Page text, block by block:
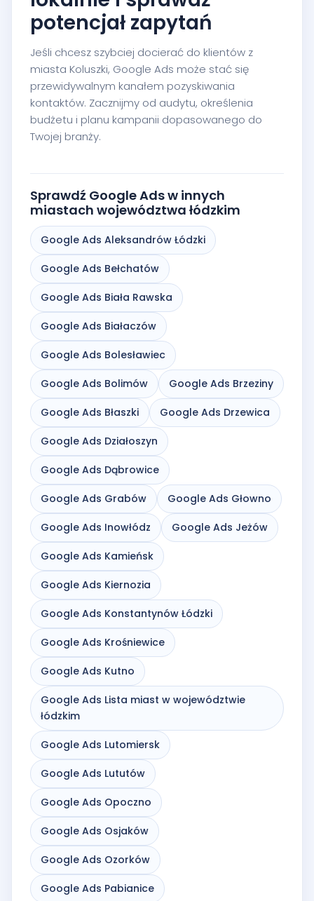
potencjał zapytań
Jeśli chcesz szybciej docierać do klientów z
miasta Koluszki, Google Ads może stać się
przewidywalnym kanałem pozyskiwania
kontaktów. Zacznijmy od audytu, określenia
budżetu i planu kampanii dopasowanego do
Twojej branży.
Sprawdź Google Ads w innych
miastach województwa łódzkim
Google Ads Aleksandrów Łódzki
Google Ads Bełchatów
Google Ads Biała Rawska
Google Ads Białaczów
Google Ads Bolesławiec
Google Ads Bolimów Google Ads Brzeziny
Google Ads Błaszki Google Ads Drzewica
Google Ads Działoszyn
Google Ads Dąbrowice
Google Ads Grabów Google Ads Głowno
Google Ads Inowłódz Google Ads Jeżów
Google Ads Kamieńsk
Google Ads Kiernozia
Google Ads Konstantynów Łódzki
Google Ads Krośniewice
Google Ads Kutno
Google Ads Lista miast w województwie
łódzkim
Google Ads Lutomiersk
Google Ads Lututów
Google Ads Opoczno
Google Ads Osjaków
Google Ads Ozorków
Google Ads Pabianice